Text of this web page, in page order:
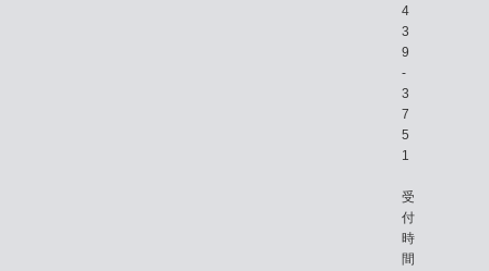
4
3
9
-
3
7
5
1
受
付
時
間